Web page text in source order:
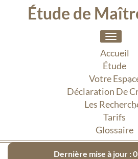
Étude de
Toggle
Accueil
Étude
Votre
Déclaration De
Les
Tarifs
Glossaire
Dernière mise à jour :